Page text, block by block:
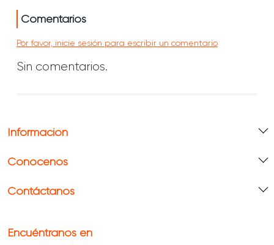
Comentarios
Por favor, inicie sesión para escribir un comentario
Sin comentarios.
Información
Conócenos
Contáctanos
Encuéntranos en